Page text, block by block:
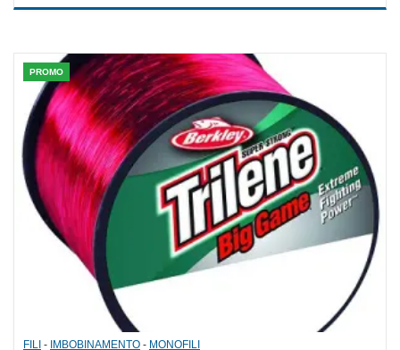
PROMO
FILI - IMBOBINAMENTO - MONOFILI